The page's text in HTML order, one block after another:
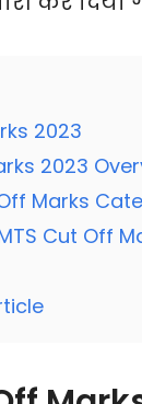
2023
2023
Off Marks
Cut Off